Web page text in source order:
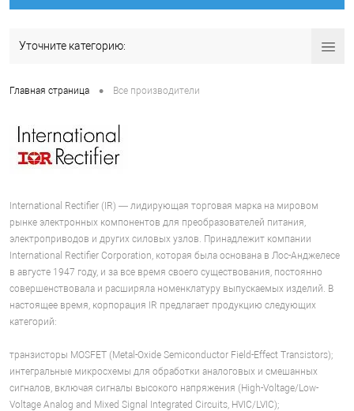
Уточните категорию:
Главная страница • Все производители
International Rectifier (IR) — лидирующая торговая марка на мировом
рынке электронных компонентов для преобразователей питания,
электроприводов и других силовых узлов. Принадлежит компании
International Rectifier Corporation, которая была основана в Лос-Анджелесе
в августе 1947 году, и за все время своего существования, постоянно
совершенствовала и расширяла номенклатуру выпускаемых изделий. В
настоящее время, корпорация IR предлагает продукцию следующих
категорий:
транзисторы MOSFET (Metal-Oxide Semiconductor Field-Effect Transistors);
интегральные микросхемы для обработки аналоговых и смешанных
сигналов, включая сигналы высокого напряжения (High-Voltage/Low-
Voltage Analog and Mixed Signal Integrated Circuits, HVIC/LVIC);